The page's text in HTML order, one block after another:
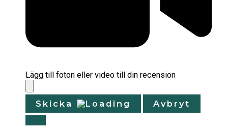
Lägg till foton eller video till din recension
Skicka Avbryt